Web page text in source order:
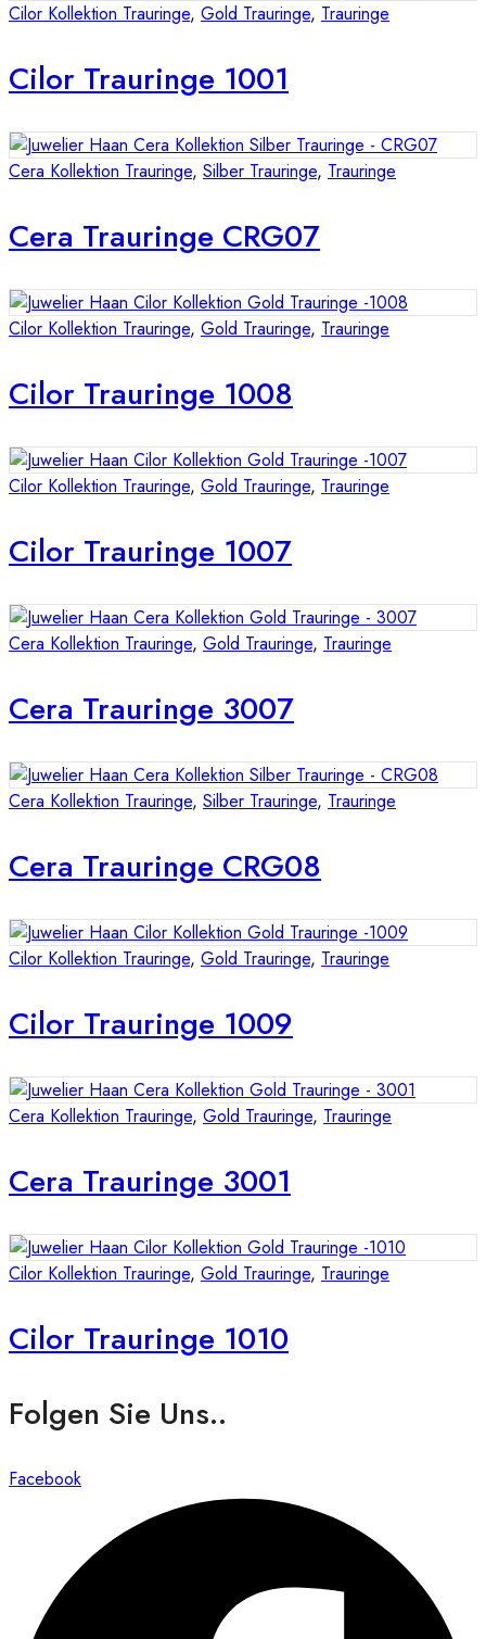
Cilor Kollektion Trauringe, Gold Trauringe, Trauringe
Cilor Trauringe 1001
Cera Kollektion Trauringe, Silber Trauringe, Trauringe
Cera Trauringe CRG07
Cilor Kollektion Trauringe, Gold Trauringe, Trauringe
Cilor Trauringe 1008
Cilor Kollektion Trauringe, Gold Trauringe, Trauringe
Cilor Trauringe 1007
Cera Kollektion Trauringe, Gold Trauringe, Trauringe
Cera Trauringe 3007
Cera Kollektion Trauringe, Silber Trauringe, Trauringe
Cera Trauringe CRG08
Cilor Kollektion Trauringe, Gold Trauringe, Trauringe
Cilor Trauringe 1009
Cera Kollektion Trauringe, Gold Trauringe, Trauringe
Cera Trauringe 3001
Cilor Kollektion Trauringe, Gold Trauringe, Trauringe
Cilor Trauringe 1010
Folgen Sie Uns..
Facebook